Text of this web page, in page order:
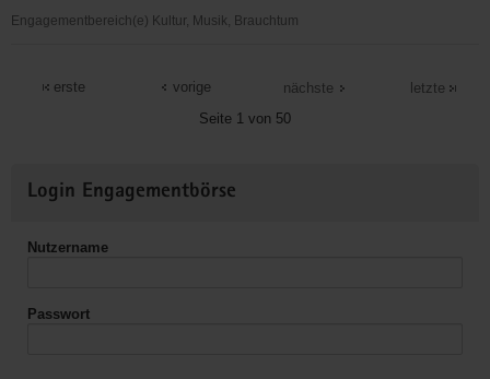
Engagementbereich(e) Kultur, Musik, Brauchtum
Feuerwache
und
Kulturverein
erste
vorige
Seite 1 von 50
nächste letzte
Informationen
Login Engagementbörse
Nutzername
Passwort